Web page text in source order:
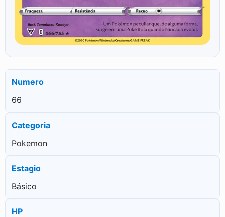
Numero
66
Categoria
Pokemon
Estagio
Básico
HP